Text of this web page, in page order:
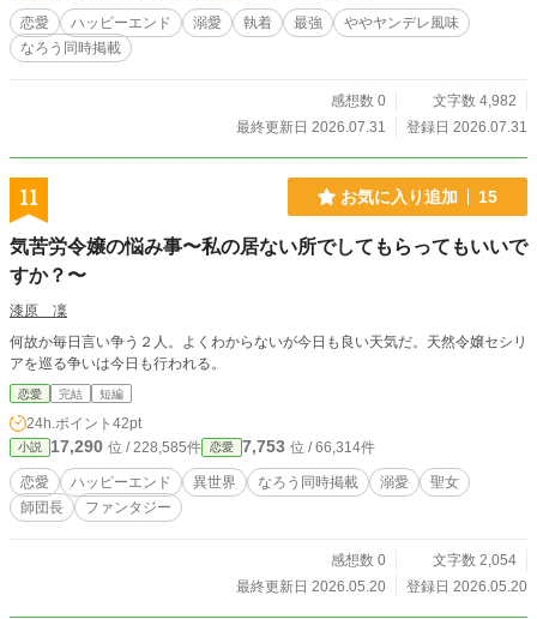
で凍らせようとしていて――。 ※本作品は小説家になろうにも掲載していま
す。
恋愛 ハッピーエンド 溺愛 執着 最強
ややヤンデレ風味
なろう同時掲載
感想数 0
文字数 4,982
最終更新日 2026.07.31
登録日 2026.07.31
11 お気に入り追加 15
気苦労令嬢の悩み事〜私の居ない所でしてもらってもいいで
すか？〜
漆原 凜
何故か毎日言い争う２人。よくわからないが今日も良い天気だ。天然令嬢セシリ
アを巡る争いは今日も行われる。
恋愛 完結 短編
24h.ポイント 42pt
小説 17,290 位 / 228,585件 恋愛 7,753 位 / 66,314件
恋愛 ハッピーエンド 異世界 なろう同時掲載 溺愛
聖女
師団長
ファンタジー
感想数 0
文字数 2,054
最終更新日 2026.05.20
登録日 2026.05.20